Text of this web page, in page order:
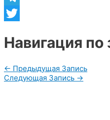
Telegram
Навигация по
← Предыдущая Запись
Следующая Запись →